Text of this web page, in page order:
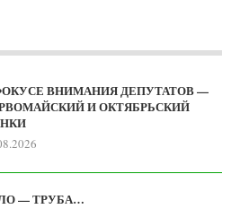
ВНИМАНИЯ ДЕПУТАТОВ —
И ОКТЯБРЬСКИЙ
— ТРУБА…